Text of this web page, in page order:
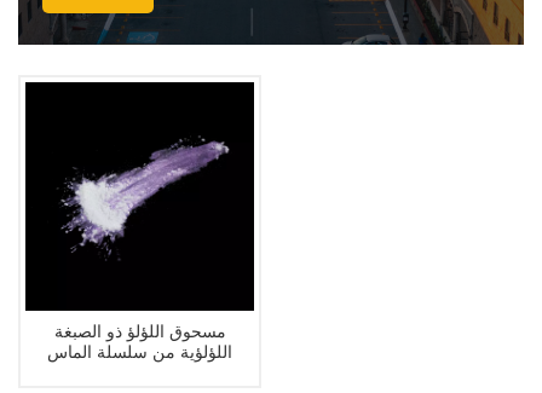
مسحوق اللؤلؤ ذو الصبغة
اللؤلؤية من سلسلة الماس